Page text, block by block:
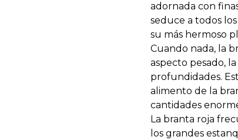
adornada con
seduce a todos
su más hermoso
Cuando nada, la
aspecto pesado,
profundidades.
alimento de la
cantidades
La branta roja
los grandes